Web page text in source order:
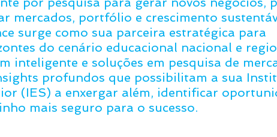
mercados, portfólio e crescimento
surge como sua parceira estratégica para
do cenário educacional nacional e
inteligente e soluções em pesquisa de
profundos que possibilitam a sua
(IES) a enxergar além, identificar
mais seguro para o sucesso.